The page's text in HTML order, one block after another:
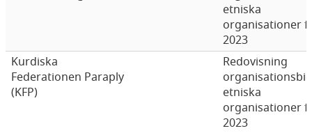
etniska
organisationer
2023
Kurdiska
Federationen Paraply
(KFP)
Redovisning
etniska
organisationer
2023